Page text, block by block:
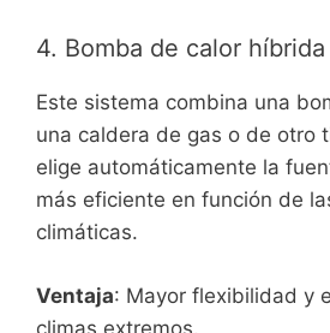
4. Bomba de calor híbrida
Este sistema combina una
una caldera de gas o de otro
elige automáticamente la
más eficiente en función de
climáticas.
Ventaja: Mayor flexibilidad y
climas extremos.